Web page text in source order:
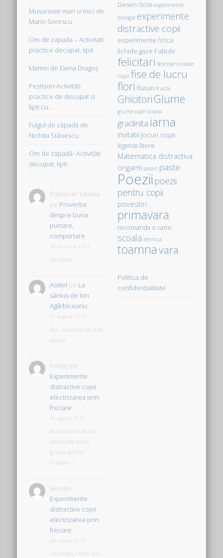
Musuroaie mari si mici de
Marin Sorescu
Om de zapada – Activitati
practice decupat, lipit
Mamei de Elena Dragoş
Peştişori-Activităţi
practice de decupat şi
lipit cu…
Fulgul de zăpadă de
Nichita Stănescu
Om de zăpadă- Activităţi
decupat, lipit
Patrașcio Tatiana
pe Proverbe
despre buna
purtare,
comportare
28 ianuarie 2021
îmi place
Asstel pe La
săniuş de Ion
Agârbiceanu
31 august 2020
Pai...voiam sa fie mai
scurta. .
hobby pe
Experimente
distractive copii
electrizarea prin
frecare
30 aprilie 2020
Bucurați-vă atunci
dacă aveți o așa
grupă de mici
Einstein :)...
alex pe
Experimente
distractive copii
electrizarea prin
frecare
28 martie 2019
Ce simplu! Asta știu
Desen dictie experimente
biologie experimente
distractive copii
experimente fizica
lichide gaze Fabule
felicitari felicitari create
copii fise de lucru
flori fluturi fructe
GhicitoriGlume
glume copii scoala
gradinita iarna
invitatii Jocuri copii
legende litere
Matematica distractiva
origami pasari paste
Poezii poezii
pentru copii
povestiri
primavara
recomanda o carte
scoala tehnica
toamnavara
Politica de
confidențialitate